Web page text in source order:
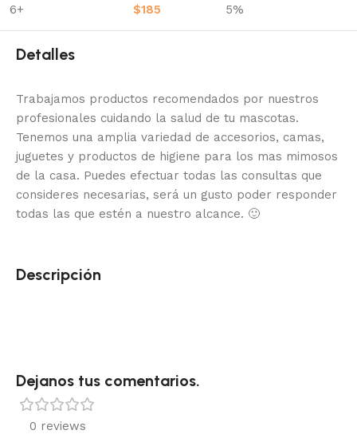
6+ $185 5%
Detalles
Trabajamos productos recomendados por nuestros
profesionales cuidando la salud de tu mascotas.
Tenemos una amplia variedad de accesorios, camas,
juguetes y productos de higiene para los mas mimosos
de la casa. Puedes efectuar todas las consultas que
consideres necesarias, será un gusto poder responder
todas las que estén a nuestro alcance. 🙂
Descripción
Dejanos tus comentarios.
0 reviews